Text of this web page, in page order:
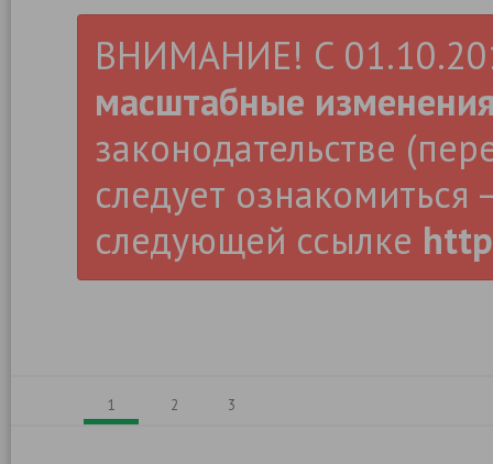
ВНИМАНИЕ! С
масштабные
законодательстве
следует ознакомиться
следующей ссылке
1 2 3